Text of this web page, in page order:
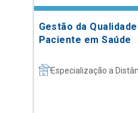
Gestão da
Paciente em Saúde
Especialização a